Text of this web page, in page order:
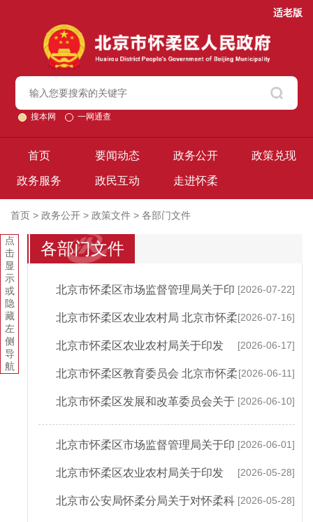
适老版
搜本网 一网通查
首页 要闻动态 政务公开 政策兑现
政务服务 政民互动 走进怀柔
首页 > 政务公开 > 政策文件 > 各部门文件
点
击
显
示
或
隐
藏
左
侧
导
航
各部门文件
[2026-07-22]
北京市怀柔区市场监督管理局关于印
发《北京市怀柔区知识产权保护发展资金...[2026-07-16]
北京市怀柔区农业农村局 北京市怀柔
区财政局关于印发《2026年北京市怀柔区...
[2026-06-17]
北京市怀柔区农业农村局关于印发
《2025年度北京市怀柔区蔬菜生产补贴实施...
[2026-06-11]
北京市怀柔区教育委员会 北京市怀柔
区卫生健康委员会 北京市怀柔区发展和...[2026-06-10]
北京市怀柔区发展和改革委员会关于
印发《怀柔区2026年全面优化营商环境打...
[2026-06-01]
北京市怀柔区市场监督管理局关于印
发《北京市怀柔区知识产权保护发展资金...[2026-05-28]
北京市怀柔区农业农村局关于印发
《2026年北京市怀柔区耕地地力保护补贴实...
[2026-05-28]
北京市公安局怀柔分局关于对怀柔科